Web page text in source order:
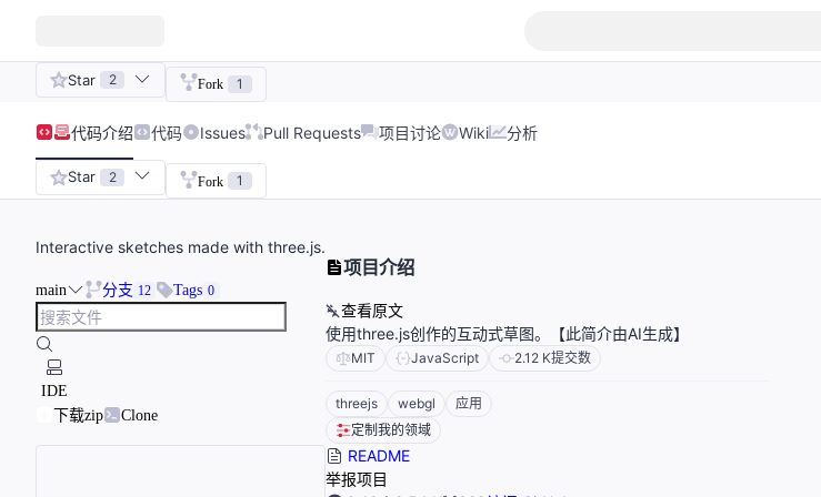
Star 2 Fork 1
代码介绍 代码 Issues Pull Requests 项目讨论 Wiki 分析
Star 2 Fork 1
Interactive sketches made with three.js.
main 分支 12 Tags 0
IDE
下载zip
Clone
项目介绍
查看原文
使用three.js创作的互动式草图。【此简介由AI生成】
MIT JavaScript 2.12 K提交数
threejs webgl
应用
定制我的领域
README
举报项目